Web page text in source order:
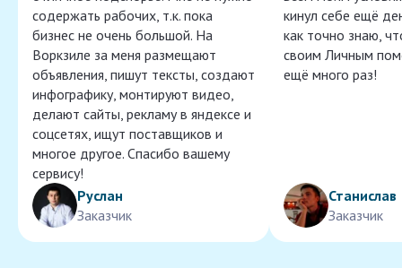
содержать рабочих, т.к. пока
бизнес не очень большой. На
Воркзиле за меня размещают
объявления, пишут тексты, создают
инфографику, монтируют видео,
делают сайты, рекламу в яндексе и
соцсетях, ищут поставщиков и
многое другое. Спасибо вашему
сервису!
Руслан
Заказчик
кинул себе ещё
как точно знаю,
своим Личным
ещё много раз!
Станислав
Заказчик